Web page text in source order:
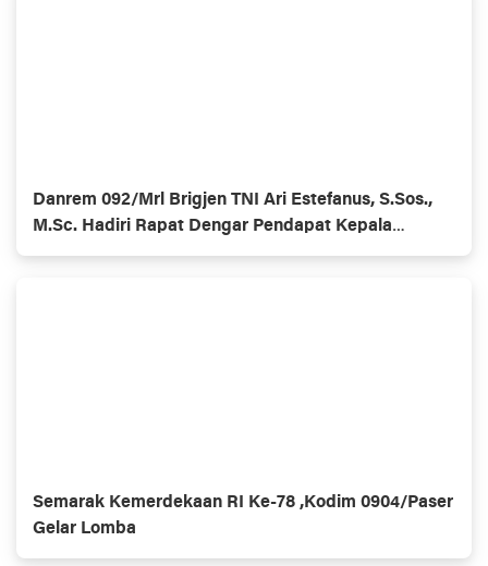
Danrem 092/Mrl Brigjen TNI Ari Estefanus, S.Sos.,
M.Sc. Hadiri Rapat Dengar Pendapat Kepala
Daerah Se-Provinsi Kalimantan Utara
Semarak Kemerdekaan RI Ke-78 ,Kodim 0904/Paser
Gelar Lomba